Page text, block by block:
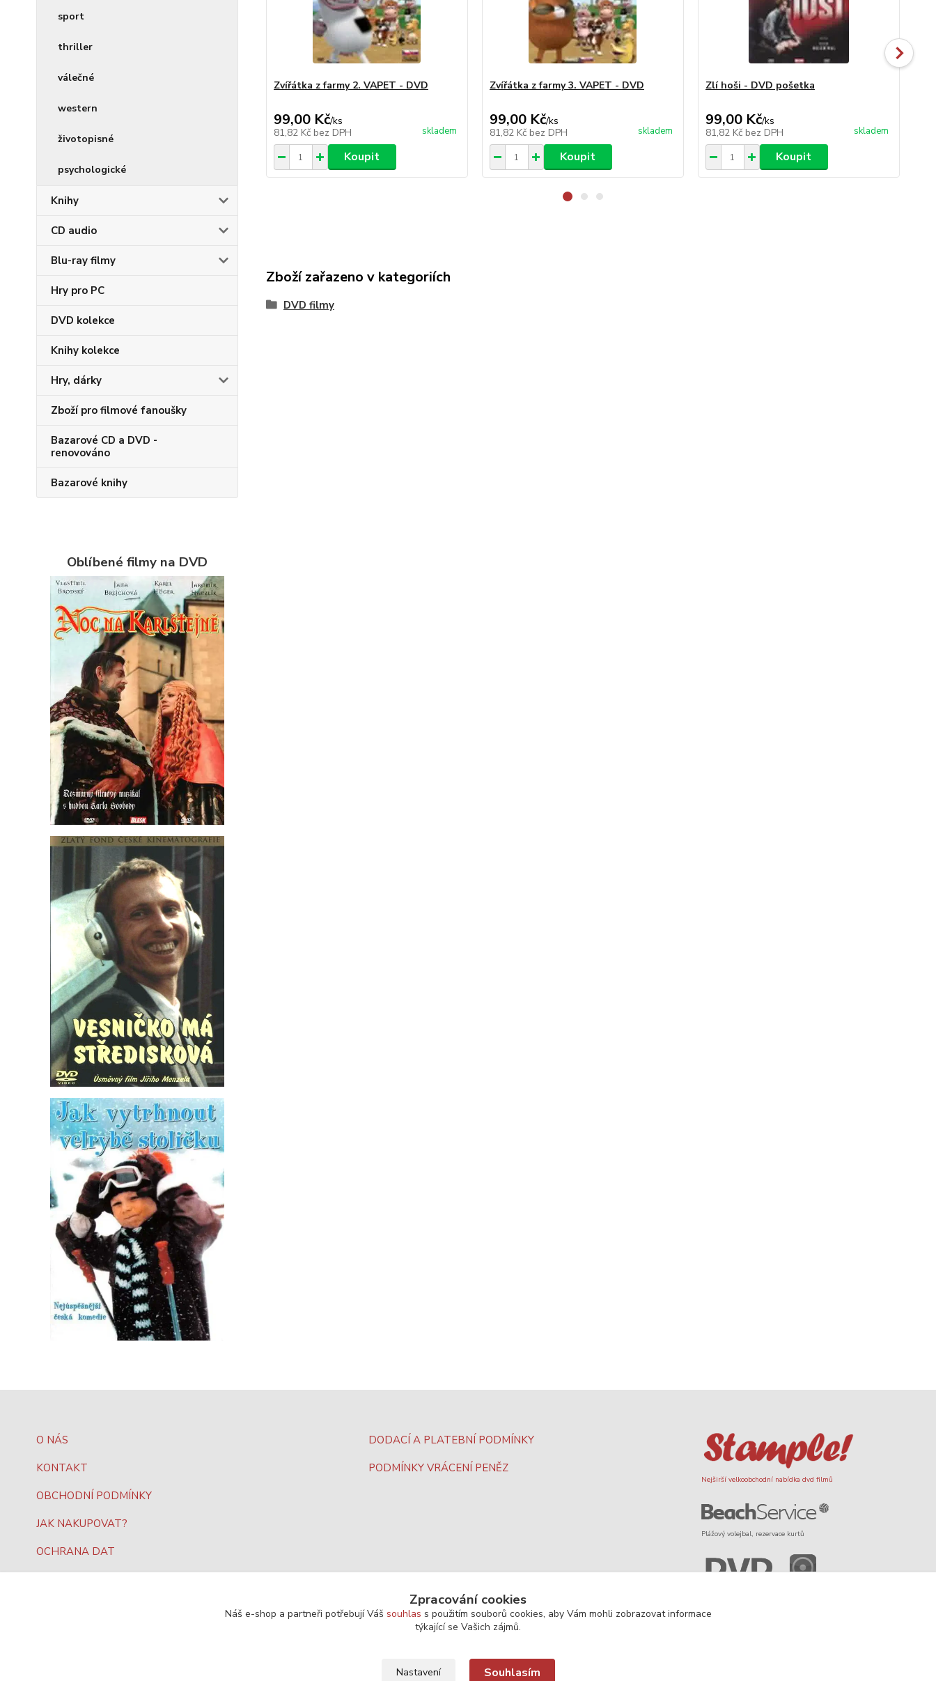
sport
thriller
válečné
western
životopisné
psychologické
Knihy
CD audio
Blu-ray filmy
Hry pro PC
DVD kolekce
Knihy kolekce
Hry, dárky
Zboží pro filmové fanoušky
Bazarové CD a DVD -
renovováno
Bazarové knihy
Oblíbené filmy na DVD
Zvířátka z farmy 2. VAPET - DVD
99,00 Kč/ks
81,82 Kč bez DPH skladem
Koupit
Zvířátka z farmy 3. VAPET - DVD
99,00 Kč/ks
81,82 Kč bez DPH skladem
Koupit
Zlí hoši - DVD pošetka
99,00 Kč/ks
81,82 Kč bez DPH skladem
Koupit
Zboží zařazeno v kategoriích
DVD filmy
O NÁS
KONTAKT
OBCHODNÍ PODMÍNKY
JAK NAKUPOVAT?
OCHRANA DAT
DODACÍ A PLATEBNÍ PODMÍNKY
PODMÍNKY VRÁCENÍ PENĚZ
Nejširší velkoobchodní nabídka dvd filmů
Plážový volejbal, rezervace kurtů
Zpracování cookies
Náš e-shop a partneři potřebují Váš souhlas s použitím souborů cookies, aby Vám mohli zobrazovat informace
týkající se Vašich zájmů.
Nastavení Souhlasím